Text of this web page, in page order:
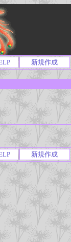
新規作成
新規作成